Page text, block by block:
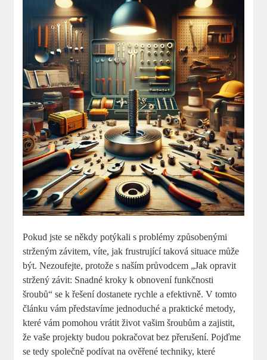
Pokud jste se někdy potýkali s problémy způsobenými
strženým závitem, víte, jak frustrující taková situace může
být. Nezoufejte, protože s naším průvodcem „Jak opravit
stržený závit: Snadné kroky k obnovení funkčnosti
šroubů“ se k řešení dostanete rychle a efektivně. V tomto
článku vám představíme jednoduché a praktické metody,
které vám pomohou vrátit život vašim šroubům a zajistit,
že vaše projekty budou pokračovat bez přerušení. Pojďme
se tedy společně podívat na ověřené techniky, které